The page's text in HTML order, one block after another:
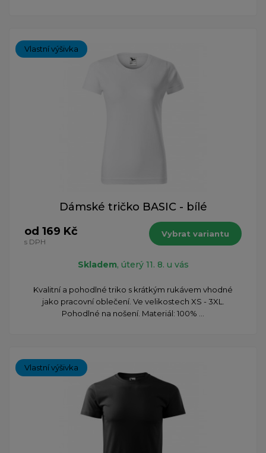
Vlastní výšivka
Dámské tričko BASIC - bílé
od 169 Kč
s DPH
Vybrat variantu
Skladem, úterý 11. 8. u vás
Kvalitní a pohodlné triko s krátkým rukávem vhodné
jako pracovní oblečení. Ve velikostech XS - 3XL.
Pohodlné na nošení. Materiál: 100% ...
Vlastní výšivka